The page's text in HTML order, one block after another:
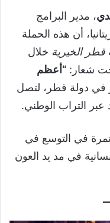
، مدير البرامج
أن هذه الحملة
قطر الخيرية خلال
شعار: “أعظم
في دولة قطر، لتصل
في التوسع في
في مد يد العون